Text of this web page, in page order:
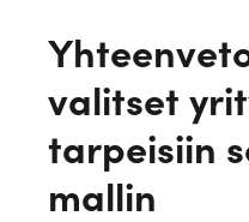
valitset
tarpeisiin
mallin